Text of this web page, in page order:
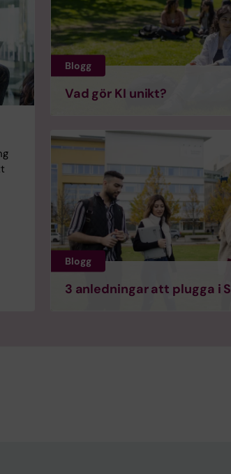
Blogg
Vad gör KI unikt?
Blogg
3 anledningar att plugga i